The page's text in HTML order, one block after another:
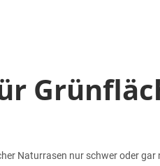
Naturrasen nur schwer oder